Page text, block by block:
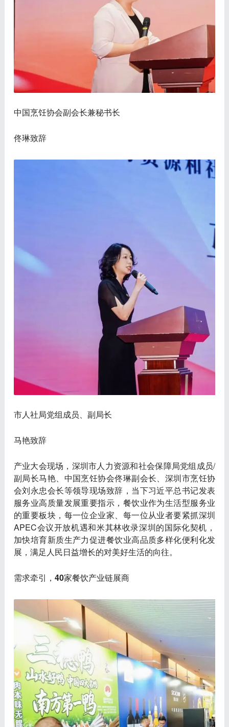
中国烹饪协会副会长兼秘书长
佟琳致辞
市人社局党组成员、副局长
马艳致辞
产业大会现场，深圳市人力资源和社会保障局党组成员/
副局长马艳、中国烹饪协会佟琳副会长、深圳市烹饪协
会刘永忠会长等领导现场致辞，当下习近平总书记发表
服务业高质量发展重要指示，餐饮业作为生活型服务业
的重要板块，每一位企业家、每一位从业者要紧抓深圳
APEC会议开放机遇和米其林收录深圳的国际化契机，
加快培育新质生产力促进餐饮业高品质多样化便利化发
展，满足人民日益增长的对美好生活的向往。
需求牵引，40家餐饮产业链展商